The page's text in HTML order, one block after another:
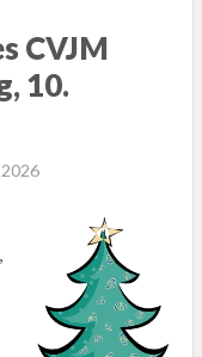
CVJM
10.